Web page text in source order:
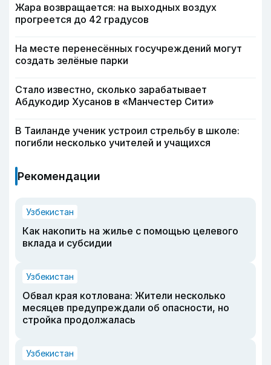
Жара возвращается: на выходных воздух
прогреется до 42 градусов
На месте перенесённых госучреждений могут
создать зелёные парки
Стало известно, сколько зарабатывает
Абдукодир Хусанов в «Манчестер Сити»
В Таиланде ученик устроил стрельбу в школе:
погибли несколько учителей и учащихся
Рекомендации
Узбекистан
Как накопить на жилье с помощью целевого
вклада и субсидии
Узбекистан
Обвал края котлована: Жители несколько
месяцев предупреждали об опасности, но
стройка продолжалась
Узбекистан